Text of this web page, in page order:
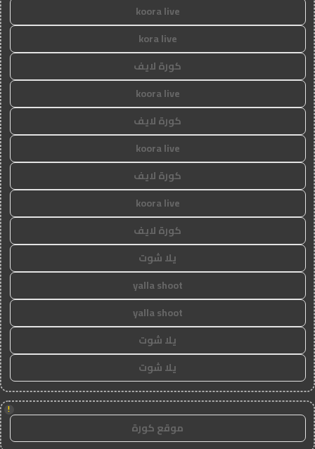
koora live
kora live
كورة لايف
koora live
كورة لايف
koora live
كورة لايف
koora live
كورة لايف
يلا شوت
yalla shoot
yalla shoot
يلا شوت
يلا شوت
!
موقع كورة